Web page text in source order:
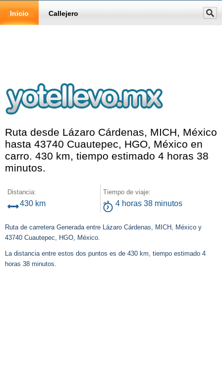
Inicio Callejero
Ruta desde Lázaro Cárdenas, MICH, México
hasta 43740 Cuautepec, HGO, México en
carro. 430 km, tiempo estimado 4 horas 38
minutos.
Distancia:
430 km
Tiempo de viaje:
4 horas 38 minutos
Ruta de carretera Generada entre Lázaro Cárdenas, MICH, México y
43740 Cuautepec, HGO, México.
La distancia entre estos dos puntos es de 430 km, tiempo estimado 4
horas 38 minutos.